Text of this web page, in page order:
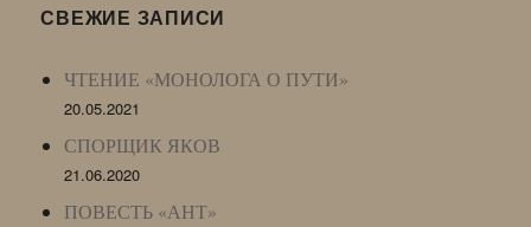
LJ
СВЕЖИЕ ЗАПИСИ
ЧТЕНИЕ «МОНОЛОГА О ПУТИ»
20.05.2021
СПОРЩИК ЯКОВ
21.06.2020
ПОВЕСТЬ «АНТ»